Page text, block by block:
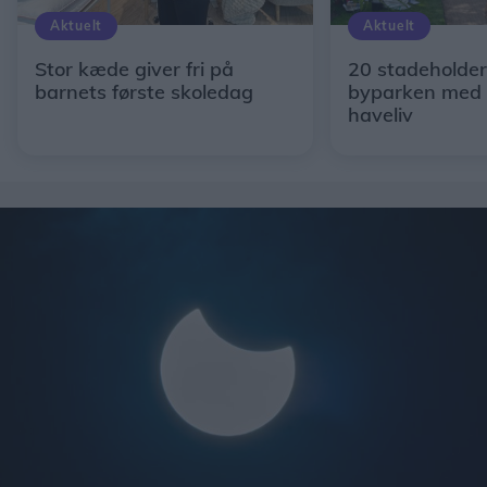
Aktuelt
Stor kæde giver fri på
barnets første skoledag
Aktuelt
20
byparken
haveliv